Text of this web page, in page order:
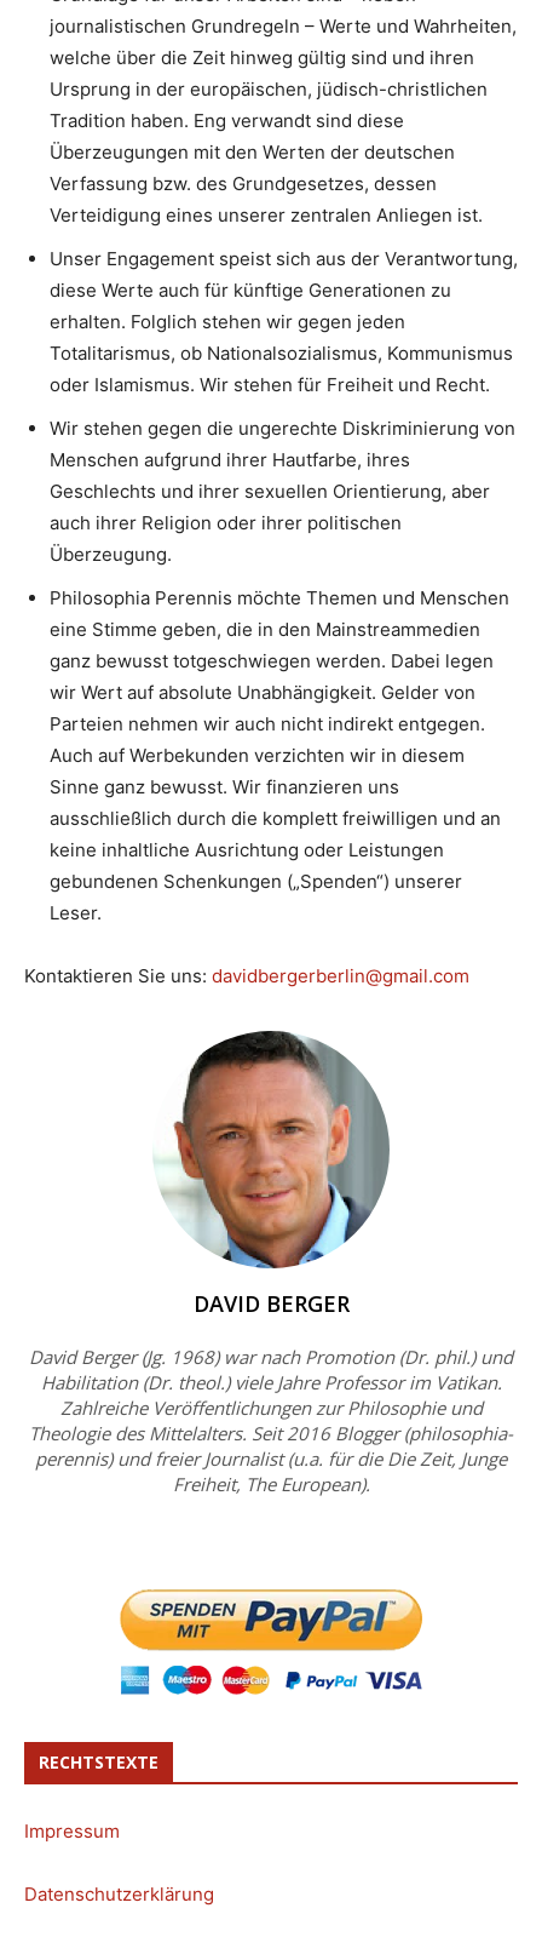
journalistischen Grundregeln – Werte und Wahrheiten,
welche über die Zeit hinweg gültig sind und ihren
Ursprung in der europäischen, jüdisch-christlichen
Tradition haben. Eng verwandt sind diese
Überzeugungen mit den Werten der deutschen
Verfassung bzw. des Grundgesetzes, dessen
Verteidigung eines unserer zentralen Anliegen ist.
Unser Engagement speist sich aus der Verantwortung,
diese Werte auch für künftige Generationen zu
erhalten. Folglich stehen wir gegen jeden
Totalitarismus, ob Nationalsozialismus, Kommunismus
oder Islamismus. Wir stehen für Freiheit und Recht.
Wir stehen gegen die ungerechte Diskriminierung von
Menschen aufgrund ihrer Hautfarbe, ihres
Geschlechts und ihrer sexuellen Orientierung, aber
auch ihrer Religion oder ihrer politischen
Überzeugung.
Philosophia Perennis möchte Themen und Menschen
eine Stimme geben, die in den Mainstreammedien
ganz bewusst totgeschwiegen werden. Dabei legen
wir Wert auf absolute Unabhängigkeit. Gelder von
Parteien nehmen wir auch nicht indirekt entgegen.
Auch auf Werbekunden verzichten wir in diesem
Sinne ganz bewusst. Wir finanzieren uns
ausschließlich durch die komplett freiwilligen und an
keine inhaltliche Ausrichtung oder Leistungen
gebundenen Schenkungen („Spenden“) unserer
Leser.
Kontaktieren Sie uns: davidbergerberlin@gmail.com
DAVID BERGER
David Berger (Jg. 1968) war nach Promotion (Dr. phil.) und
Habilitation (Dr. theol.) viele Jahre Professor im Vatikan.
Zahlreiche Veröffentlichungen zur Philosophie und
Theologie des Mittelalters. Seit 2016 Blogger (philosophia-
perennis) und freier Journalist (u.a. für die Die Zeit, Junge
Freiheit, The European).
RECHTSTEXTE
Impressum
Datenschutzerklärung